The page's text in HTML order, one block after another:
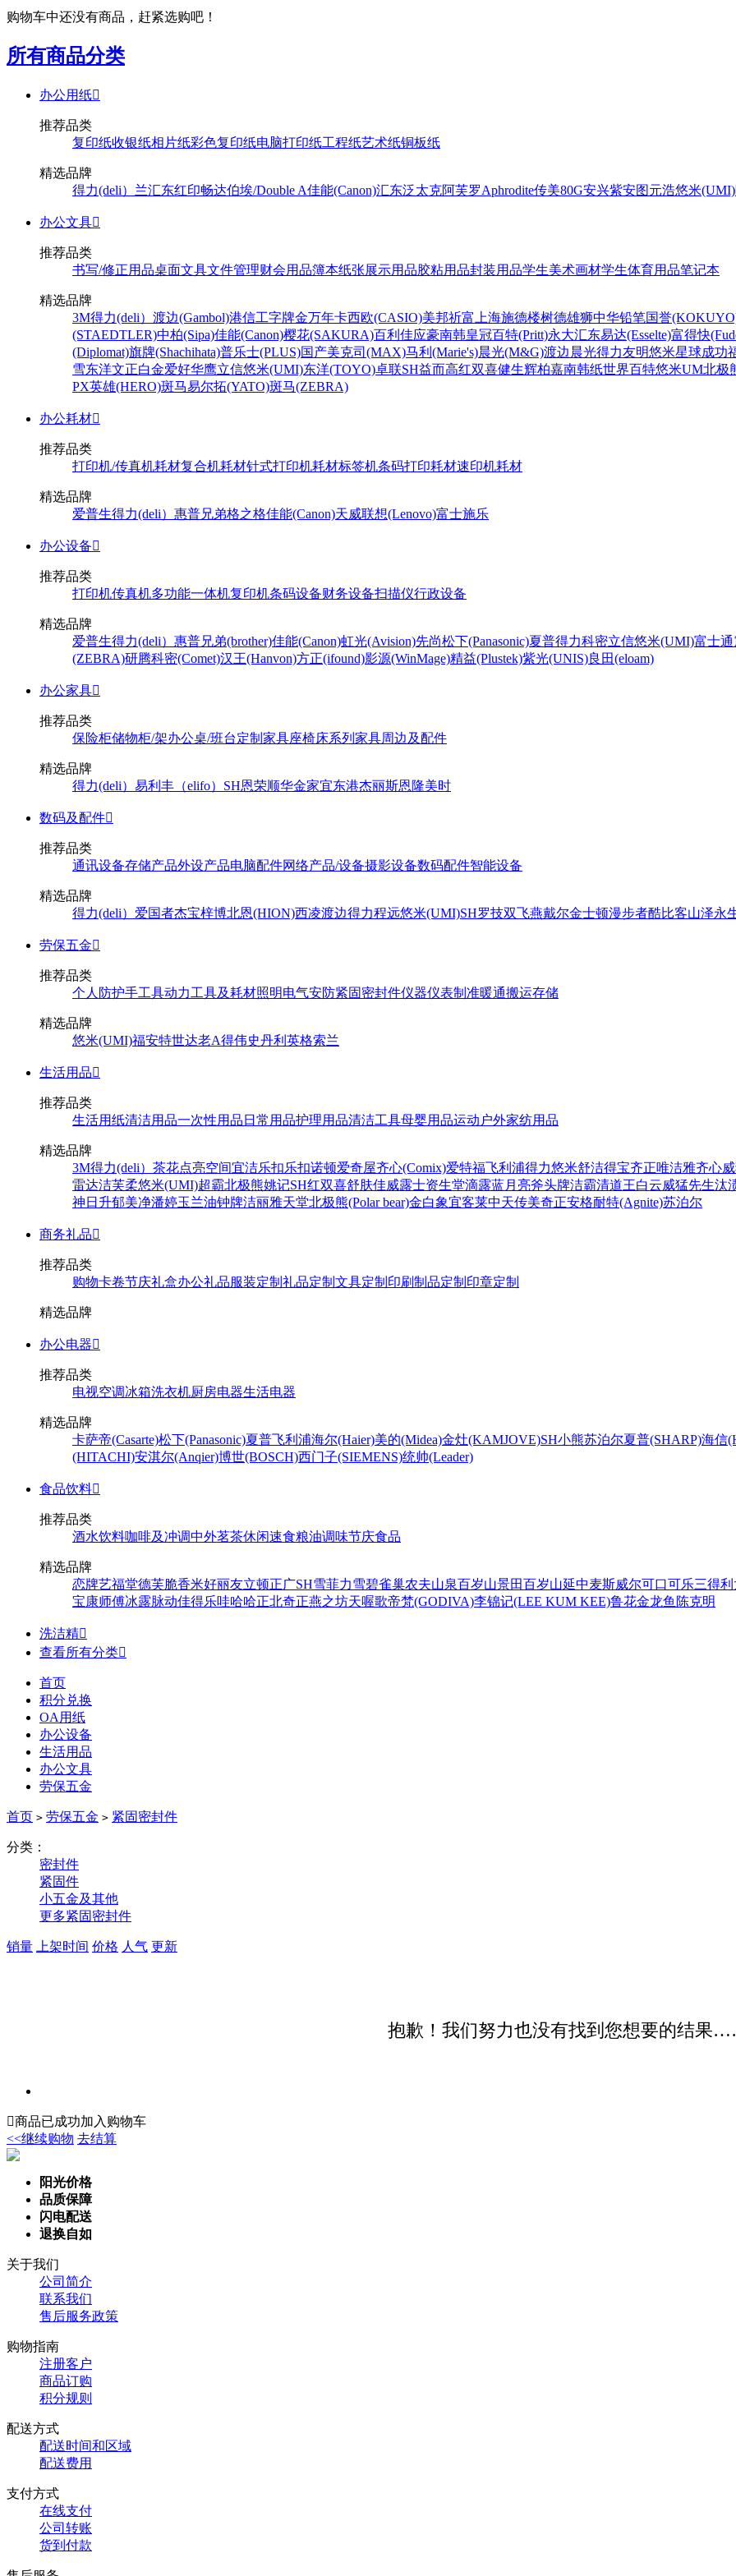
购物车中还没有商品，赶紧选购吧！
所有商品分类
办公用纸
推荐品类
复印纸收银纸相片纸彩色复印纸电脑打印纸工程纸艺术纸铜板纸
精选品牌
得力(deli） 兰汇东红印畅达伯埃/Double A佳能(Canon)汇东泛太克阿芙罗Aphrodite传美80G安兴紫安图元浩悠米(UMI)
办公文具
推荐品类
书写/修正用品桌面文具文件管理财会用品簿本纸张展示用品胶粘用品封装用品学生美术画材学生体育用品笔记本
精选品牌
3M得力(deli） 渡边(Gambol)港信工字牌金万年卡西欧(CASIO)美邦祈富 上海施德楼树德雄狮中华铅笔国誉
(STAEDTLER)中柏(Sipa)佳能(Canon)樱花(SAKURA)百利佳应豪南韩皇冠百特(Pritt)永大汇东易达(Esselte)富得快
(Diplomat)旗牌(Shachihata)普乐士(PLUS)国产美克司(MAX)马利(Marie's)晨光(M&G)渡边 晨光得力友明悠米星球成功
雪东洋文正白金爱好华鹰立信悠米(UMI)东洋(TOYO)卓联SH益而高红双喜健生辉柏嘉南韩纸世界百特悠米UM北极
PX英雄(HERO)斑马易尔拓(YATO)斑马(ZEBRA)
办公耗材
推荐品类
打印机/传真机耗材复合机耗材针式打印机耗材标签机条码打印耗材速印机耗材
精选品牌
爱普生得力(deli） 惠普兄弟格之格佳能(Canon)天威联想(Lenovo)富士施乐
办公设备
推荐品类
打印机传真机多功能一体机复印机条码设备财务设备扫描仪行政设备
精选品牌
爱普生得力(deli） 惠普兄弟(brother)佳能(Canon)虹光(Avision)先尚松下(Panasonic)夏普得力科密立信悠米(UMI)富士通
(ZEBRA)研腾科密(Comet)汉王(Hanvon)方正(ifound)影源(WinMage)精益(Plustek)紫光(UNIS)良田(eloam)
办公家具
推荐品类
保险柜储物柜/架办公桌/班台定制家具座椅床系列 家具周边及配件
精选品牌
得力(deli） 易利丰（elifo） SH恩荣顺华金家宜东港杰丽斯恩隆美时
数码及配件
推荐品类
通讯设备存储产品外设产品电脑配件网络产品/设备摄影设备数码配件智能设备
精选品牌
得力(deli） 爱国者杰宝梓博北恩(HION)西凌渡边得力程远悠米(UMI)SH罗技双飞燕戴尔金士顿漫步者酷比客山泽永
劳保五金
推荐品类
个人防护手工具动力工具及耗材照明电气安防紧固密封件仪器仪表制准暖通搬运存储
精选品牌
悠米(UMI)福安特世达老A得伟史丹利 英格索兰
生活用品
推荐品类
生活用纸清洁用品一次性用品 日常用品护理用品清洁工具母婴用品运动户外家纺用品
精选品牌
3M得力(deli） 茶花点亮空间宜洁乐扣乐扣诺顿爱奇屋齐心(Comix)爱特福飞利浦得力悠米舒洁得宝齐正唯洁雅齐心
雷达洁芙柔悠米(UMI)超霸北极熊姚记SH红双喜舒肤佳威露士资生堂滴露蓝月亮斧头牌洁霸清道王白云威猛先生汰
神 日升郁美净潘婷玉兰油钟牌洁丽雅天堂北极熊(Polar bear)金白象宜客莱中天传美奇正安格耐特(Agnite)苏泊尔
商务礼品
推荐品类
购物卡卷节庆礼盒办公礼品服装定制 礼品定制 文具定制 印刷制品定制 印章定制
精选品牌
办公电器
推荐品类
电视空调冰箱洗衣机厨房电器生活电器
精选品牌
卡萨帝(Casarte)松下(Panasonic)夏普飞利浦海尔(Haier)美的(Midea)金灶(KAMJOVE)SH小熊苏泊尔夏普(SHARP)海信
(HITACHI)安淇尔(Anqier)博世(BOSCH)西门子(SIEMENS)统帅(Leader)
食品饮料
推荐品类
酒水饮料咖啡及冲调中外茗茶休闲速食粮油调味节庆食品
精选品牌
恋牌艺福堂德芙脆香米好丽友立顿正广SH雪菲力雪碧雀巢农夫山泉百岁山景田百岁山延中麦斯威尔可口可乐三得利
宝康师傅冰露脉动佳得乐哇哈哈正北奇正燕之坊天喔歌帝梵(GODIVA)李锦记(LEE KUM KEE)鲁花金龙鱼 陈克明
洗洁精
查看所有分类
首页
积分兑换
OA用纸
办公设备
生活用品
办公文具
劳保五金
首页 > 劳保五金 > 紧固密封件
分类：
密封件
紧固件
小五金及其他
更多紧固密封件
销量 上架时间 价格 人气 更新
抱歉！我们努力也没有找到您想要的结果
商品已成功加入购物车
<<继续购物 去结算
阳光价格
品质保障
闪电配送
退换自如
关于我们
公司简介
联系我们
售后服务政策
购物指南
注册客户
商品订购
积分规则
配送方式
配送时间和区域
配送费用
支付方式
在线支付
公司转账
货到付款